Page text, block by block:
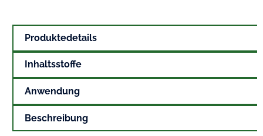
Produktedetails
Inhaltsstoffe
Anwendung
Beschreibung